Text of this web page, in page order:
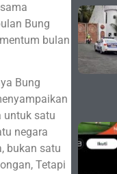
Bung
bulan
Bung
untuk satu
negara
bukan satu
Tetapi